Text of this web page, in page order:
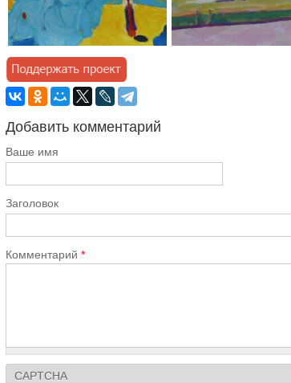
Добавить комментарий
Ваше имя
Заголовок
Комментарий*
CAPTCHA